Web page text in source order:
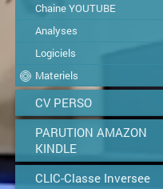
Chaine YOUTUBE
Analyses
Logiciels
Materiels
CV PERSO
PARUTION AMAZON
KINDLE
CLIC-Classe Inversee